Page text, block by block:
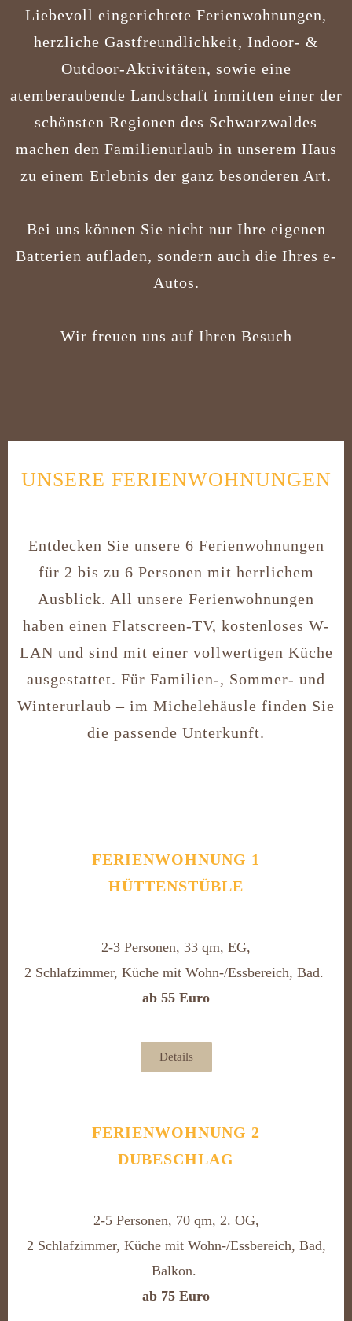
Liebevoll eingerichtete Ferienwohnungen,
herzliche Gastfreundlichkeit, Indoor- &
Outdoor-Aktivitäten, sowie eine
atemberaubende Landschaft inmitten einer der
schönsten Regionen des Schwarzwaldes
machen den Familienurlaub in unserem Haus
zu einem Erlebnis der ganz besonderen Art.
Bei uns können Sie nicht nur Ihre eigenen
Batterien aufladen, sondern auch die Ihres e-
Autos.
Wir freuen uns auf Ihren Besuch
UNSERE FERIENWOHNUNGEN
Entdecken Sie unsere 6 Ferienwohnungen
für 2 bis zu 6 Personen mit herrlichem
Ausblick. All unsere Ferienwohnungen
haben einen Flatscreen-TV, kostenloses W-
LAN und sind mit einer vollwertigen Küche
ausgestattet. Für Familien-, Sommer- und
Winterurlaub – im Michelehäusle finden Sie
die passende Unterkunft.
FERIENWOHNUNG 1
HÜTTENSTÜBLE
2-3 Personen, 33 qm, EG,
2 Schlafzimmer, Küche mit Wohn-/Essbereich, Bad.
ab 55 Euro
Details
FERIENWOHNUNG 2
DUBESCHLAG
2-5 Personen, 70 qm, 2. OG,
2 Schlafzimmer, Küche mit Wohn-/Essbereich, Bad,
Balkon.
ab 75 Euro